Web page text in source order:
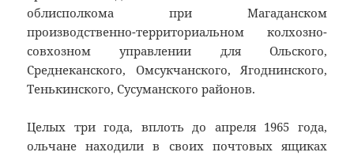
облисполкома при Магаданском
производственно-территориальном колхозно-
совхозном управлении для Ольского,
Среднеканского, Омсукчанского, Ягоднинского,
Тенькинского, Сусуманского районов.
Целых три года, вплоть до апреля 1965 года,
ольчане находили в своих почтовых ящиках